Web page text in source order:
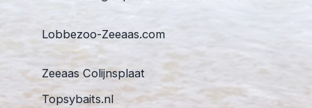
Lobbezoo-Zeeaas.com
Zeeaas Colijnsplaat
Topsybaits.nl